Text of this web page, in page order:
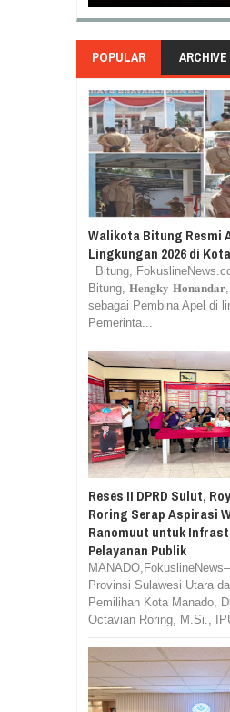
POPULAR ARCHIVE
Walikota Bitung Resmi
Lingkungan 2026 di
Bitung,
Bitung, 𝐇𝐞𝐧𝐠𝐤𝐲
sebagai Pembina Apel di
Pemerinta...
Reses II DPRD Sulut,
Roring Serap Aspirasi
Ranomuut untuk
Pelayanan Publik
Provinsi Sulawesi Utara
Pemilihan Kota Manado,
Octavian Roring, M.Si.,